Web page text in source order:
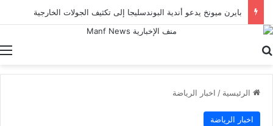
بايرن ميونخ يدعو أندية البوندسليجا إلى تكثيف الجولات الخارجية
الرئيسية / اخبار الرياضة
اخبار الرياضة